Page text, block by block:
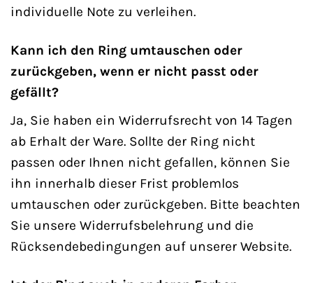
individuelle Note zu verleihen.
Kann ich den Ring umtauschen oder
zurückgeben, wenn er nicht passt oder
gefällt?
Ja, Sie haben ein Widerrufsrecht von 14 Tagen
ab Erhalt der Ware. Sollte der Ring nicht
passen oder Ihnen nicht gefallen, können Sie
ihn innerhalb dieser Frist problemlos
umtauschen oder zurückgeben. Bitte beachten
Sie unsere Widerrufsbelehrung und die
Rücksendebedingungen auf unserer Website.